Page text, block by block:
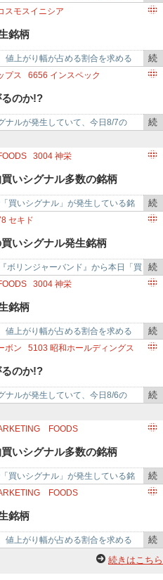
で
シグナル 9コ」「リケンテクノス
き
事
で
スモスイニシア
ムインキュベータ
アート
ャパン
スホールディングス
銘柄
値上がり幅が占める割合を求める
」が発生した銘柄をまとめまし
続
き
事
プス 6656 インスペック
ス
ングス
2376サイネックス
のか!?
ナルが発生していて、今日8/7の
る銘柄です。「フルヤ金属(7826)
続
を
で
3004 神栄
ディングス 9878 セキド
ホールディングス
3395サンマルクホールディングス
人
いシグナル多数の銘柄
買いシグナル」が発生している銘
ＮＧ ＦＯＯＤＳ(2762)に買いシグ
続
き
事
で
セキド
2533
オエノンホールディングス
ス 4310 ドリームインキュベータ
紙 4548生化学工業
いシグナル発生銘柄
ボリンジャーバンド』から本日「買
めました。「ＣＥホールディング
続
き
事
で
3004 神栄
セキド
3395 サンマルクホールディングス
人
ス 7578 ニチリョク
銘柄
値上がり幅が占める割合を求める
」が発生した銘柄をまとめまし
続
き
事
ボン 5103 昭和ホールディングス
業製薬
3686 ディー・エル・イー
のか!?
ナルが発生していて、今日8/6の
る銘柄です。「クボテック(7709)
続
を
で
FOODS
ームホールディングス
フ
ス 5075アップコン
マリモ地方創生リート投資法人
いシグナル多数の銘柄
買いシグナル」が発生している銘
ル 8コ」「ＳＡＮＫＯ ＭＡＲＫＥ
続
き
事
FOODS
ームホールディングス
フ
ス 5075アップコン
TRUE DATA
銘柄
値上がり幅が占める割合を求める
ル」が発生した銘柄をまとめまし
続
き
続きはこちら